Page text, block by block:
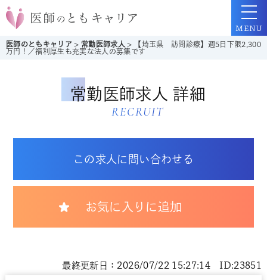
医師のともキャリア >常勤医師求人 >
【埼玉県 訪問診療】週5日下限2,300
万円！／福利厚生も充実な法人の募集です
MENU
常勤医師求人 詳細
RECRUIT
この求人に問い合わせる
お気に入りに追加
最終更新日：2026/07/22 15:27:14 ID:23851